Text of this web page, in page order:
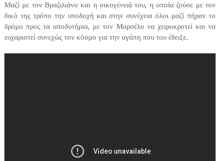
Μαζί με τον Βραζιλιάνο και η οικογένειά του, η οποία ζούσε με τον
δικό της τρόπο την υποδοχή και στην συνέχεια όλοι μαζί πήραν το
δρόμο προς τα αποδυτήρια, με τον Μαρσέλο να χειροκροτεί και να
ευχαριστεί συνεχώς τον κόσμο για την αγάπη που του έδειξε.